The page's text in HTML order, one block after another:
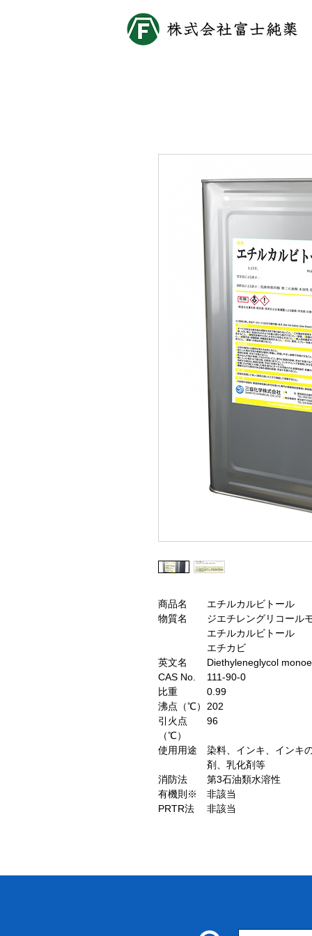
商品名
エチルカルビトール
物質名
ジエチレングリコール
エチルカルビトール
エチカビ
英文名
Diethyleneglycol
CAS No.
111-90-0
比重
0.99
沸点（℃）
202
引火点
（℃）
96
使用用途
染料、インキ、インキ
剤、乳化剤等
消防法
第3石油類水溶性
有機則※
非該当
PRTR法
非該当